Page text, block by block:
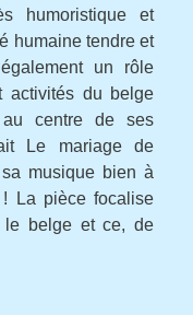
humoristique et
humaine tendre et
un rôle
activités du belge
centre de ses
Le mariage de
musique bien à
La pièce focalise
le belge et ce, de